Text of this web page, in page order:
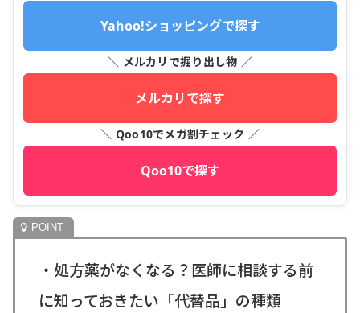
Yahoo!ショッピングで探す
＼ メルカリで掘り出し物 ／
メルカリで探す
＼ Qoo10でメガ割チェック ／
Qoo10で探す
・処方薬がなくなる？医師に相談する前
に知っておきたい「代替品」の種類